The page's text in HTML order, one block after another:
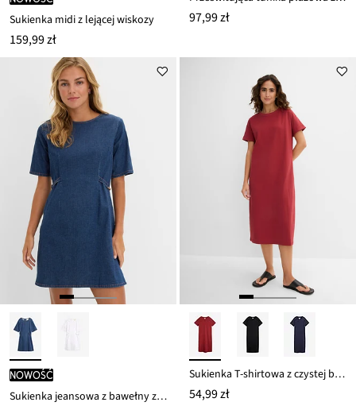
Sukienka midi z lejącej wiskozy
159,99 zł
97,99 zł
nowość
Sukienka jeansowa z bawełny z domieszką stretchu
Sukienka T-shirtowa z czystej bawełny organicznej
54,99 zł